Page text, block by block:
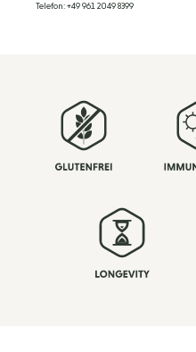
Telefon: +49 961 2049 8399